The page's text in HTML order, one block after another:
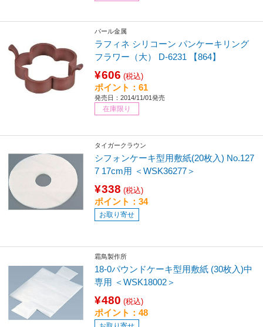
パール金属
ラフィネ シリコーン パンケーキリング
フラワー（大） D-6231 【864】
¥606 (税込)
ポイント：61
発売日：2014/11/01発売
在庫限り
タイガークラウン
シフォンケーキ型用敷紙(20枚入) No.127
7 17cm用 ＜WSK36277＞
¥338 (税込)
ポイント：34
お取り寄せ
霜鳥製作所
18-0パウンドケーキ型用敷紙 (30枚入)中
専用 ＜WSK18002＞
¥480 (税込)
ポイント：48
お取り寄せ